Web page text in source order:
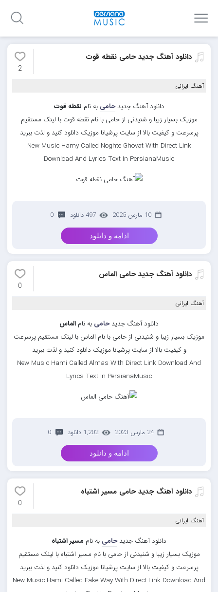
دانلود آهنگ جدید حامی نقطه قوت
2
آهنگ ایرانی
دانلود آهنگ جدیدحامی به نام نقطه قوت
موزیک بسیار زیبا و شنیدنی از حامی با نام نقطه قوت با لینک مستقیم
پرسرعت و کیفیت بالا از سایت پرشیانا موزیک دانلود کنید و لذت ببرید
New Music Hamy Called Noghte Ghovat With Direct Link
Download And Lyrics Text In PersianaMusic
10 مارس 2025 497 دانلود 0
ادامه و دانلود
دانلود آهنگ جدید حامی الماس
0
آهنگ ایرانی
دانلود آهنگ جدیدحامی به نام الماس
موزیک بسیار زیبا و شنیدنی از حامی با نام الماس با لینک مستقیم پرسرعت
و کیفیت بالا از سایت پرشیانا موزیک دانلود کنید و لذت ببرید
New Music Hami Called Almas With Direct Link Download And
Lyrics Text In PersianaMusic
24 مارس 2023 1,202 دانلود 0
ادامه و دانلود
دانلود آهنگ جدید حامی مسیر اشتباه
0
آهنگ ایرانی
دانلود آهنگ جدیدحامی به نام مسیر اشتباه
موزیک بسیار زیبا و شنیدنی از حامی با نام مسیر اشتباه با لینک مستقیم
پرسرعت و کیفیت بالا از سایت پرشیانا موزیک دانلود کنید و لذت ببرید
New Music Hami Called Fake Way With Direct Link Download And